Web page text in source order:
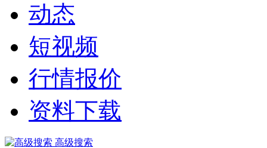
动态
短视频
行情报价
资料下载
高级搜索